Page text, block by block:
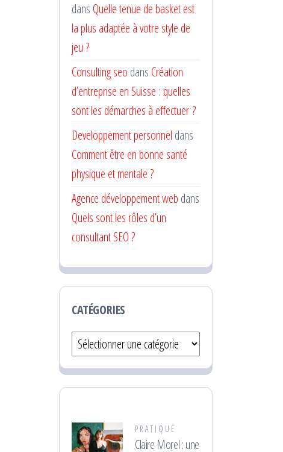
dans Quelle tenue de basket est
la plus adaptée à votre style de
jeu ?
Consulting seo dans Création
d’entreprise en Suisse : quelles
sont les démarches à effectuer ?
Developpement personnel dans
Comment être en bonne santé
physique et mentale ?
Agence développement web dans
Quels sont les rôles d’un
consultant SEO ?
CATÉGORIES
Catégories
PRATIQUE
Claire Morel : une